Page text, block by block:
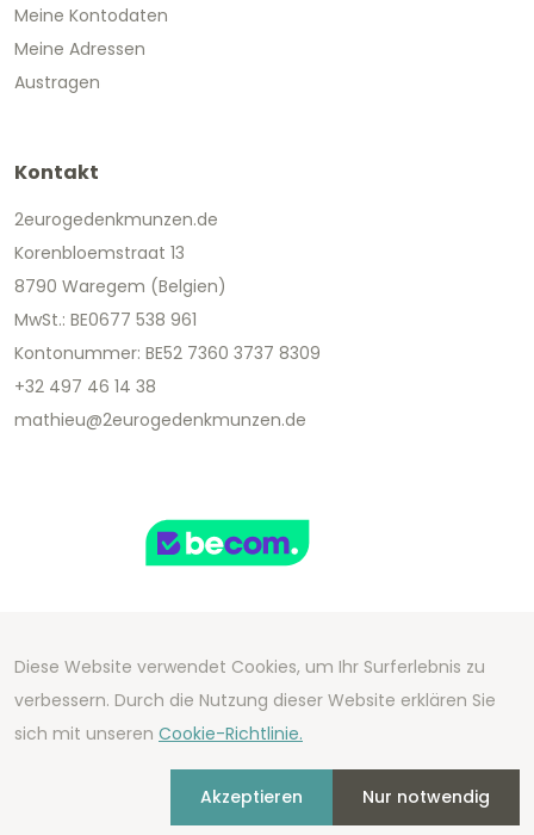
Meine Kontodaten
Meine Adressen
Austragen
Kontakt
2eurogedenkmunzen.de
Korenbloemstraat 13
8790 Waregem (Belgien)
MwSt.: BE0677 538 961
Kontonummer: BE52 7360 3737 8309
+32 497 46 14 38
mathieu@2eurogedenkmunzen.de
Copyright 2026 We Can Do Better Online BV
Development by2mprove- Content by
2eurogedenkmunzen.de
Diese Website verwendet Cookies, um Ihr Surferlebnis zu
verbessern. Durch die Nutzung dieser Website erklären Sie
sich mit unseren Cookie-Richtlinie.
Akzeptieren Nur notwendig